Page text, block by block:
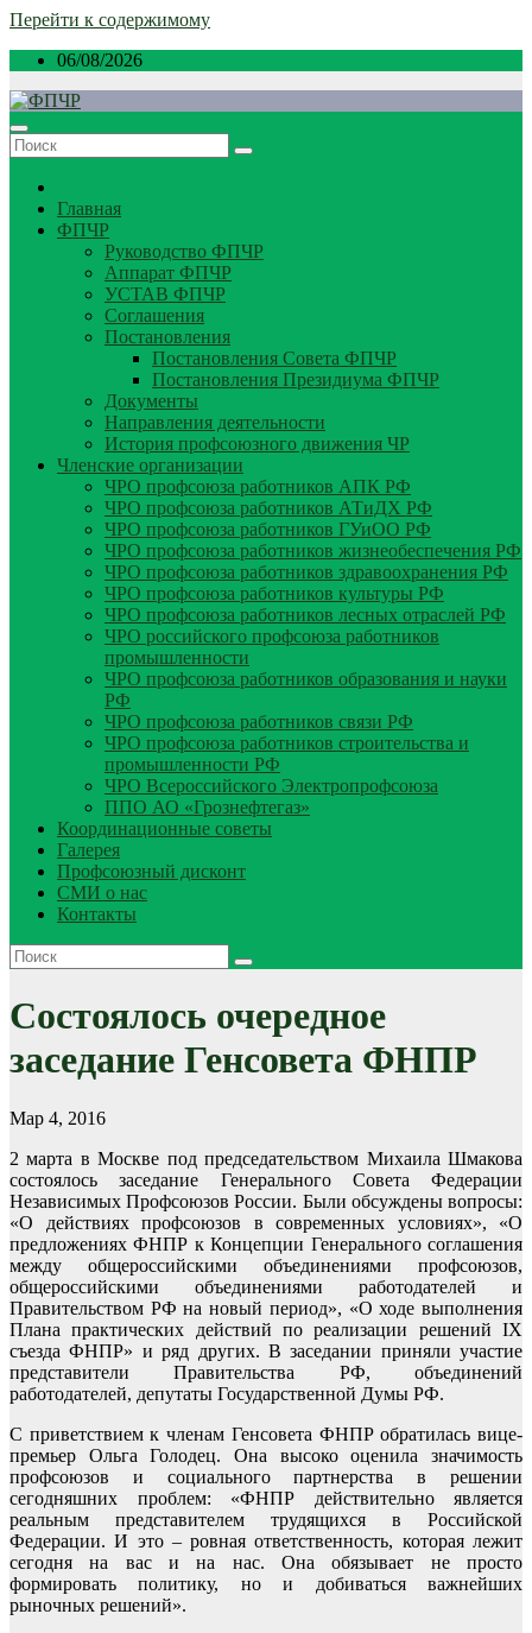
Перейти к содержимому
06/08/2026
Главная
ФПЧР
Руководство ФПЧР
Аппарат ФПЧР
УСТАВ ФПЧР
Соглашения
Постановления
Постановления Совета ФПЧР
Постановления Президиума ФПЧР
Документы
Направления деятельности
История профсоюзного движения ЧР
Членские организации
ЧРО профсоюза работников АПК РФ
ЧРО профсоюза работников АТиДХ РФ
ЧРО профсоюза работников ГУиОО РФ
ЧРО профсоюза работников жизнеобеспечения РФ
ЧРО профсоюза работников здравоохранения РФ
ЧРО профсоюза работников культуры РФ
ЧРО профсоюза работников лесных отраслей РФ
ЧРО российского профсоюза работников
промышленности
ЧРО профсоюза работников образования и науки
РФ
ЧРО профсоюза работников связи РФ
ЧРО профсоюза работников строительства и
промышленности РФ
ЧРО Всероссийского Электропрофсоюза
ППО АО «Грознефтегаз»
Координационные советы
Галерея
Профсоюзный дисконт
СМИ о нас
Контакты
Состоялось очередное
заседание Генсовета ФНПР
Мар 4, 2016
2 марта в Москве под председательством Михаила Шмакова
состоялось заседание Генерального Совета Федерации
Независимых Профсоюзов России. Были обсуждены вопросы:
«О действиях профсоюзов в современных условиях», «О
предложениях ФНПР к Концепции Генерального соглашения
между общероссийскими объединениями профсоюзов,
общероссийскими объединениями работодателей и
Правительством РФ на новый период», «О ходе выполнения
Плана практических действий по реализации решений IX
съез­да ФНПР» и ряд других. В заседании приняли участие
представители Правительства РФ, объединений
работодателей, депутаты Государственной Думы РФ.
С приветствием к членам Генсовета ФНПР обратилась вице-
премьер Ольга Голодец. Она высоко оценила значимость
профсоюзов и социального партнерства в решении
сегодняшних проблем: «ФНПР действительно является
реальным представителем трудящихся в Российской
Федерации. И это – ровная ответственность, которая лежит
сегодня на вас и на нас. Она обязывает не просто
формировать политику, но и добиваться важнейших
рыночных решений».